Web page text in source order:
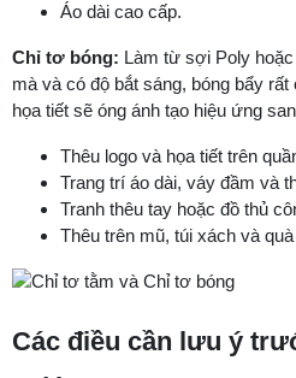
Áo dài cao cấp.
Chỉ tơ bóng: Làm từ sợi Poly
mà và có độ bắt sáng, bóng bẩy
họa tiết sẽ óng ánh tạo hiệu ứng
Thêu logo và họa tiết trên
Trang trí áo dài, váy đầm và
Tranh thêu tay hoặc đồ thủ
Thêu trên mũ, túi xách và quà
Các điều cần lưu ý